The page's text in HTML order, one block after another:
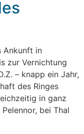
Ankunft in
zur Vernichtung
– knapp ein Jahr,
des Ringes
in ganz
bei Thal